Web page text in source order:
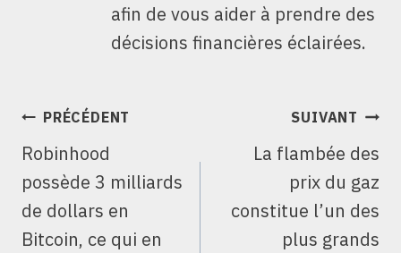
afin de vous aider à prendre des
décisions financières éclairées.
NAVIGATION
L’ARTICLE
PRÉCÉDENT
Robinhood
possède 3 milliards
de dollars en
Bitcoin, ce qui en
SUIVANT
La flambée des
prix du gaz
constitue l’un des
plus grands